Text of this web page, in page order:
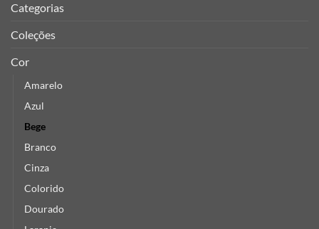
Categorias
Coleções
Cor
Amarelo
Azul
Bege
Branco
Cinza
Colorido
Dourado